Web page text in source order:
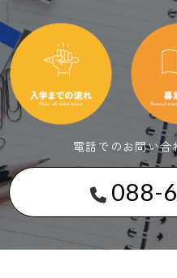
電話でのお問い合
088-